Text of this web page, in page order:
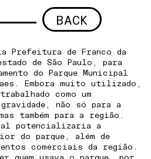
BACK
Prefeitura de Franco da
de São Paulo, para
do Parque Municipal
Embora muito utilizado,
como um
não só para a
também para a região.
potencializaria a
do parque, além de
comerciais da região.
quem usava o parque, por